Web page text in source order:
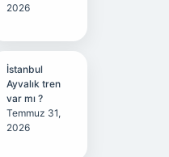
2026
İstanbul
Ayvalık tren
var mı ?
Temmuz 31,
2026